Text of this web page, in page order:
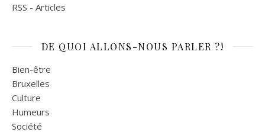
RSS - Articles
DE QUOI ALLONS-NOUS PARLER ?!
Bien-être
Bruxelles
Culture
Humeurs
Société